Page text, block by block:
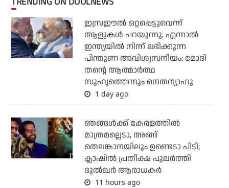
ഇസ്രഈല്‍ ഒറ്റപ്പെട്ടുവെന്ന്
ആളുകള്‍ പറയുന്നു, എന്നാല്‍
ഇന്ത്യയില്‍ നിന്ന് ലഭിക്കുന്ന
പിന്തുണ അവിശ്വസനീയം: മോദി
തന്റെ ആത്മാര്‍ത്ഥ
സുഹൃത്തെന്നും നെതന്യാഹു
1 day ago
ഞങ്ങള്‍ക്ക് കേരളത്തില്‍
മാത്രമല്ലെടാ, അങ്ങ്
തെലങ്കാനയിലും ഉണ്ടെടാ പിടി;
ക്ലാഷില്‍ പ്രതീക്ഷ പുലര്‍ത്തി
ദുല്‍ഖര്‍ ആരാധകര്‍
11 hours ago